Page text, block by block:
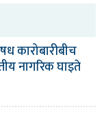
कारोबारीबीच
नागरिक घाइते